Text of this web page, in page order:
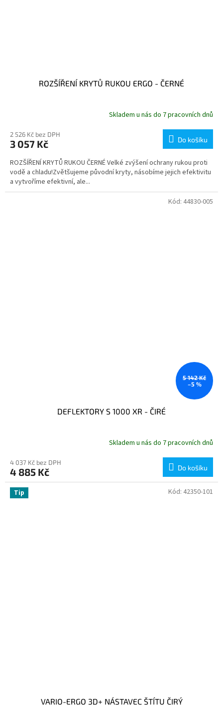
ROZŠÍŘENÍ KRYTŮ RUKOU ERGO - ČERNÉ
Skladem u nás do 7 pracovních dnů
2 526 Kč bez DPH
3 057 Kč Do košíku
ROZŠÍŘENÍ KRYTŮ RUKOU ČERNÉ Velké zvýšení ochrany rukou proti
vodě a chladu!Zvětšujeme původní kryty, násobíme jejich efektivitu
a vytvoříme efektivní, ale...
5 142 Kč
–5 %
DEFLEKTORY S 1000 XR - ČIRÉ
Skladem u nás do 7 pracovních dnů
4 037 Kč bez DPH
4 885 Kč Do košíku
Kód: 44830-005
Tip
VARIO-ERGO 3D+ NÁSTAVEC ŠTÍTU ČIRÝ
Kód: 42350-101